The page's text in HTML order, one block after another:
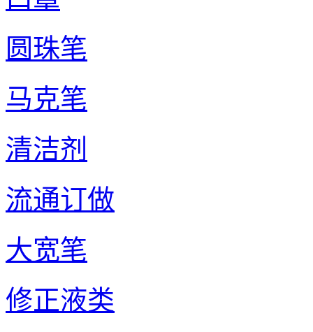
圆珠笔
马克笔
清洁剂
流通订做
大宽笔
修正液类